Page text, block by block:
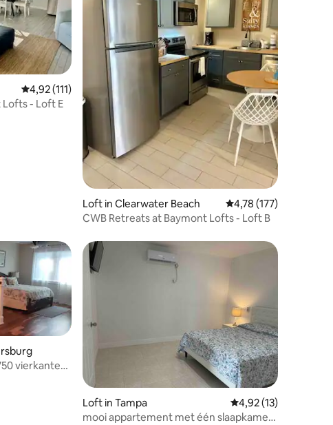
recensies
Gemiddelde beoordeling van 4,92 op 5, 111 recensies
4,92 (111)
- Loft E
Loft in Clearwater Beach Gemiddelde
4,78 (177)
CWB Retreats at Baymont Lofts - Loft B
vierkante
Loft in Tampa
Gemiddelde
4,92 (13)
mooi appartement met één slaapkamer